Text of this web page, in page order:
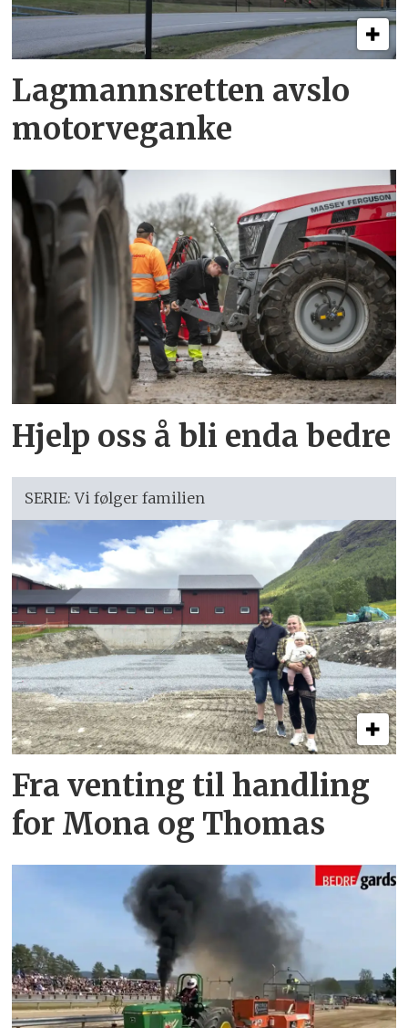
Lagmannsretten avslo
motorveganke
Hjelp oss å bli enda bedre
SERIE: Vi følger familien
Fra venting til handling
for Mona og Thomas